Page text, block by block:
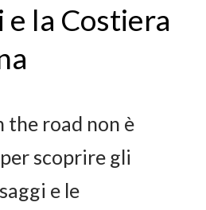
e la Costiera
the road non è
scoprire gli
e le